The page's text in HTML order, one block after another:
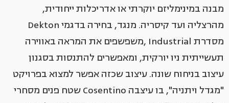
מבנה במינימליזם יוקרתי או אדריכלות ייחודית,
מהרצליה ועד קיסריה. מנגד, בחירה בדגמי Dekton
מסדרת Industrial ,משפשפים את המראה באווירה
תעשייתית ניו יורקית, ומאפשרים להתנסות בסגנון
עיצוב בניחוח שונה. עיצוב שכזה אפשר למצוא בפרויקט
"מגדל ויתניה", בו עיצבה Cosentino שטח פנים מסחרי